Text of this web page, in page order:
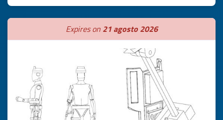
Expires on 21 agosto 2026